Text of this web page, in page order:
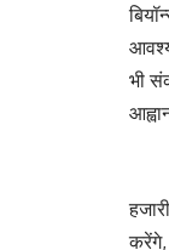
भी
करेंगे,